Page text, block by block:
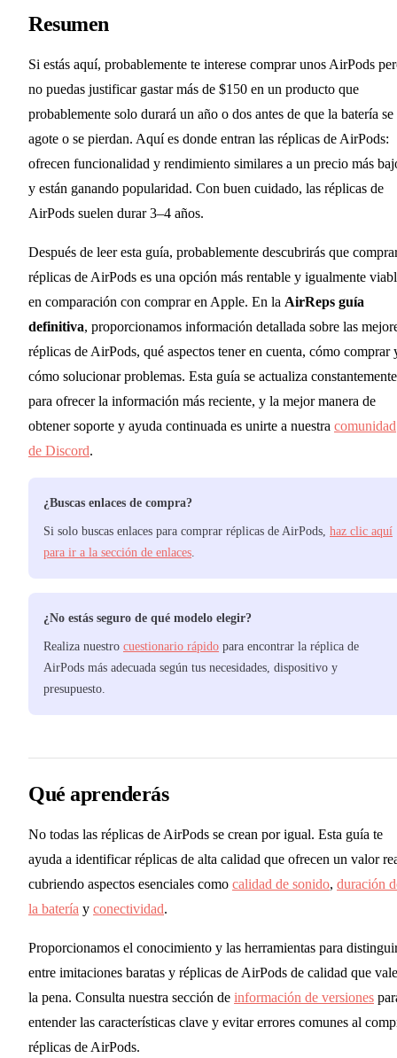
Resumen
Si estás aquí, probablemente te interese comprar unos AirPods
no puedas justificar gastar más de $150 en un producto que
probablemente solo durará un año o dos antes de que la batería se
agote o se pierdan. Aquí es donde entran las réplicas de AirPods:
ofrecen funcionalidad y rendimiento similares a un precio más
y están ganando popularidad. Con buen cuidado, las réplicas de
AirPods suelen durar 3–4 años.
Después de leer esta guía, probablemente descubrirás que
réplicas de AirPods es una opción más rentable y igualmente
en comparación con comprar en Apple. En la AirReps guía
definitiva, proporcionamos información detallada sobre las
réplicas de AirPods, qué aspectos tener en cuenta, cómo comprar
cómo solucionar problemas. Esta guía se actualiza constantemente
para ofrecer la información más reciente, y la mejor manera de
obtener soporte y ayuda continuada es unirte a nuestra comunidad
de Discord.
¿Buscas enlaces de compra?
Si solo buscas enlaces para comprar réplicas de AirPods, haz clic aquí
para ir a la sección de enlaces
¿No estás seguro de qué modelo elegir?
Realiza nuestro cuestionario rápido para encontrar la réplica de
AirPods más adecuada según tus necesidades, dispositivo y
presupuesto.
Qué aprenderás
No todas las réplicas de AirPods se crean por igual. Esta guía te
ayuda a identificar réplicas de alta calidad que ofrecen un valor
cubriendo aspectos esenciales como calidad de sonido, duración
la batería y conectividad.
Proporcionamos el conocimiento y las herramientas para
entre imitaciones baratas y réplicas de AirPods de calidad que
la pena. Consulta nuestra sección de información de versiones
entender las características clave y evitar errores comunes al
réplicas de AirPods.